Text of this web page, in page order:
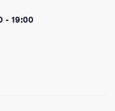
- 19:00